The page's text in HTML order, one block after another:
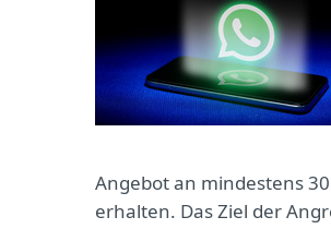
Angebot an mindestens
erhalten. Das Ziel der